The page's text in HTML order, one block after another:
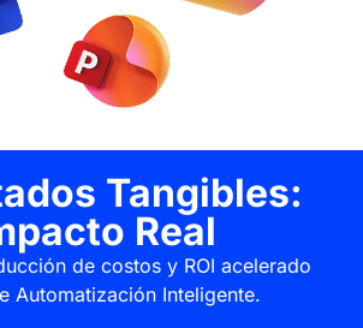
Tangibles:
Real
de costos y ROI acelerado
Automatización Inteligente.